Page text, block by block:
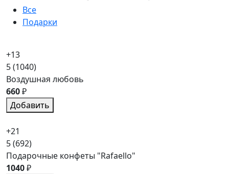
Все
Подарки
+13
5(1040)
Воздушная любовь
660₽
Добавить
+21
5(692)
Подарочные конфеты "Rafaello"
1040₽